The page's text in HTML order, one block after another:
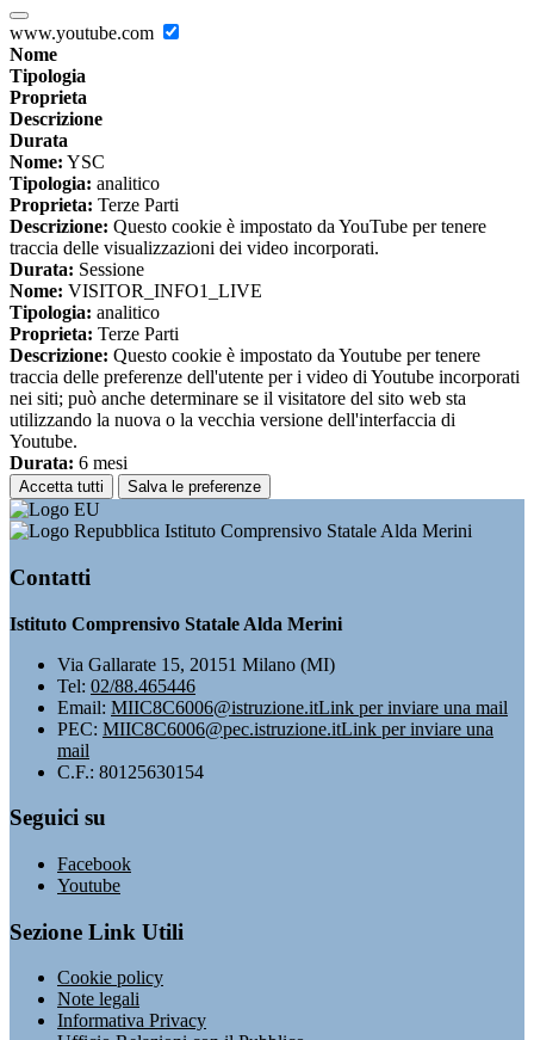
www.youtube.com
Nome
Tipologia
Proprieta
Descrizione
Durata
Nome: YSC
Tipologia: analitico
Proprieta: Terze Parti
Descrizione: Questo cookie è impostato da YouTube per tenere
traccia delle visualizzazioni dei video incorporati.
Durata: Sessione
Nome: VISITOR_INFO1_LIVE
Tipologia: analitico
Proprieta: Terze Parti
Descrizione: Questo cookie è impostato da Youtube per tenere
traccia delle preferenze dell'utente per i video di Youtube incorporati
nei siti; può anche determinare se il visitatore del sito web sta
utilizzando la nuova o la vecchia versione dell'interfaccia di
Youtube.
Durata: 6 mesi
Accetta tutti Salva le preferenze
Istituto Comprensivo Statale Alda Merini
Contatti
Istituto Comprensivo Statale Alda Merini
Via Gallarate 15, 20151 Milano (MI)
Tel: 02/88.465446
Email: MIIC8C6006@istruzione.itLink per inviare una mail
PEC: MIIC8C6006@pec.istruzione.itLink per inviare una
mail
C.F.: 80125630154
Seguici su
Facebook
Youtube
Sezione Link Utili
Cookie policy
Note legali
Informativa Privacy